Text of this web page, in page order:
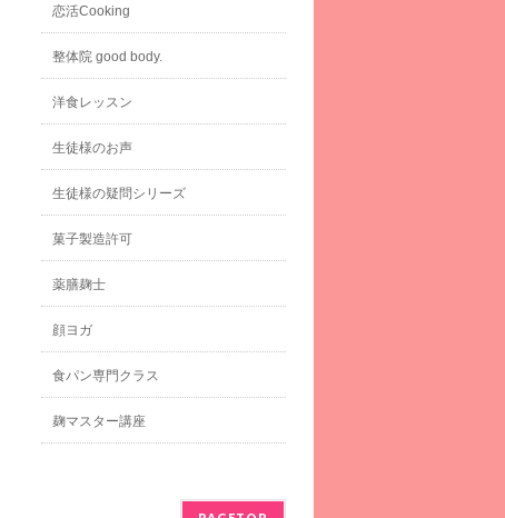
恋活Cooking
整体院 good body.
洋食レッスン
生徒様のお声
生徒様の疑問シリーズ
菓子製造許可
薬膳麹士
顔ヨガ
食パン専門クラス
麹マスター講座